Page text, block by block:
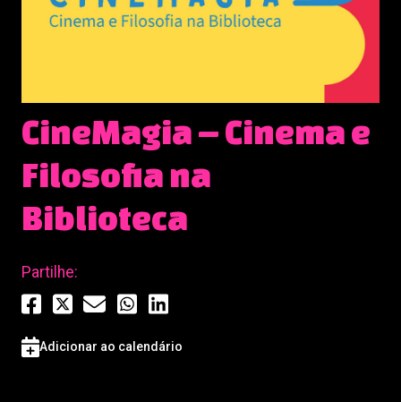
CineMagia – Cinema e
Filosofia na
Biblioteca
Partilhe:
Adicionar ao calendário